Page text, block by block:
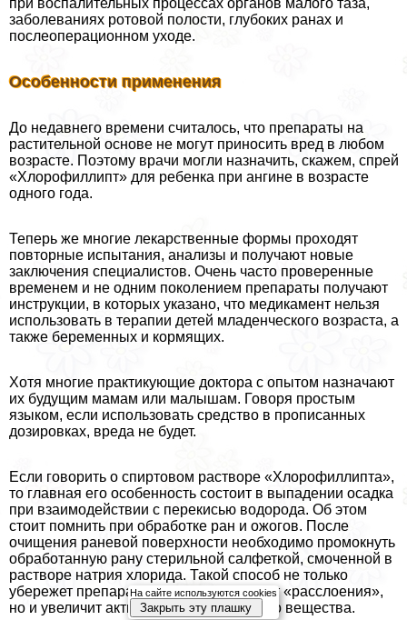
при воспалительных процессах органов малого таза,
заболеваниях ротовой полости, глубоких ранах и
послеоперационном уходе.
Особенности применения
До недавнего времени считалось, что препараты на
растительной основе не могут приносить вред в любом
возрасте. Поэтому врачи могли назначить, скажем, спрей
«Хлорофиллипт» для ребенка при ангине в возрасте
одного года.
Теперь же многие лекарственные формы проходят
повторные испытания, анализы и получают новые
заключения специалистов. Очень часто проверенные
временем и не одним поколением препараты получают
инструкции, в которых указано, что медикамент нельзя
использовать в терапии детей младенческого возраста, а
также беременных и кормящих.
Хотя многие пpaктикующие доктора с опытом назначают
их будущим мамам или малышам. Говоря простым
языком, если использовать средство в прописанных
дозировках, вреда не будет.
Если говорить о спиртовом растворе «Хлорофиллипта»,
то главная его особенность состоит в выпадении осадка
при взаимодействии с перекисью водорода. Об этом
стоит помнить при обработке ран и ожогов. После
очищения раневой поверхности необходимо промокнуть
обработанную рану стерильной салфеткой, смоченной в
растворе натрия хлорида. Такой способ не только
убережет препарат «Хлорофиллипт» от «расслоения»,
но и увеличит активность действующего вещества.
На сайте используются cookies
Закрыть эту плашку